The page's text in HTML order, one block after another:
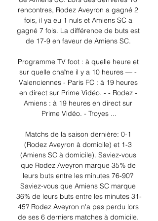
rencontres, Rodez Aveyron a gagné 2
fois, il ya eu 1 nuls et Amiens SC a
gagné 7 fois. La différence de buts est
de 17-9 en faveur de Amiens SC.
Programme TV foot : à quelle heure et
sur quelle chaîne il y a 10 heures — -
Valenciennes - Paris FC : à 19 heures
en direct sur Prime Vidéo. - - Rodez -
Amiens : à 19 heures en direct sur
Prime Vidéo. - Troyes ...
Matchs de la saison dernière: 0-1
(Rodez Aveyron à domicile) et 1-3
(Amiens SC à domicile). Saviez-vous
que Rodez Aveyron marque 35% de
leurs buts entre les minutes 76-90?
Saviez-vous que Amiens SC marque
36% de leurs buts entre les minutes 31-
45? Rodez Aveyron n'a pas perdu lors
de ses 6 derniers matches à domicile.